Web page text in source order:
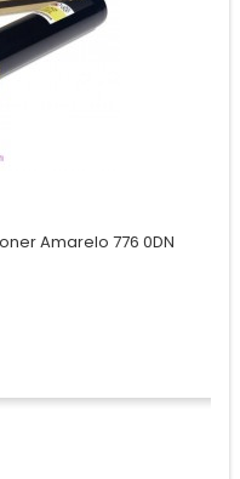
Amarelo 776 0DN